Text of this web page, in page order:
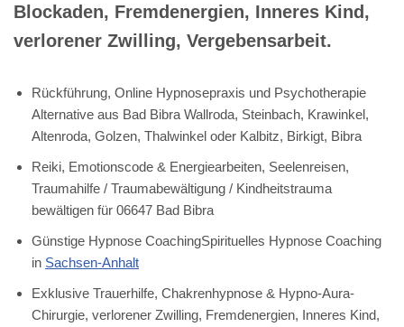
Blockaden, Fremdenergien, Inneres Kind,
verlorener Zwilling, Vergebensarbeit.
Rückführung, Online Hypnosepraxis und Psychotherapie
Alternative aus Bad Bibra Wallroda, Steinbach, Krawinkel,
Altenroda, Golzen, Thalwinkel oder Kalbitz, Birkigt, Bibra
Reiki, Emotionscode & Energiearbeiten, Seelenreisen,
Traumahilfe / Traumabewältigung / Kindheitstrauma
bewältigen für 06647 Bad Bibra
Günstige Hypnose CoachingSpirituelles Hypnose Coaching
in Sachsen-Anhalt
Exklusive Trauerhilfe, Chakrenhypnose & Hypno-Aura-
Chirurgie, verlorener Zwilling, Fremdenergien, Inneres Kind,